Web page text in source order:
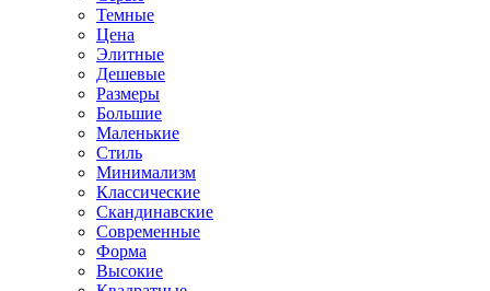
Темные
Цена
Элитные
Дешевые
Размеры
Большие
Маленькие
Стиль
Минимализм
Классические
Скандинавские
Современные
Форма
Высокие